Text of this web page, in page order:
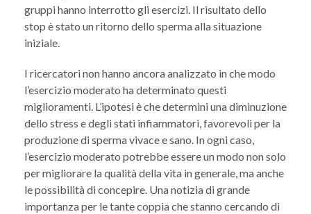
gruppi hanno interrotto gli esercizi. Il risultato dello
stop è stato un ritorno dello sperma alla situazione
iniziale.
I ricercatori non hanno ancora analizzato in che modo
l’esercizio moderato ha determinato questi
miglioramenti. L’ipotesi è che determini una diminuzione
dello stress e degli stati infiammatori, favorevoli per la
produzione di sperma vivace e sano. In ogni caso,
l’esercizio moderato potrebbe essere un modo non solo
per migliorare la qualità della vita in generale, ma anche
le possibilità di concepire. Una notizia di grande
importanza per le tante coppia che stanno cercando di